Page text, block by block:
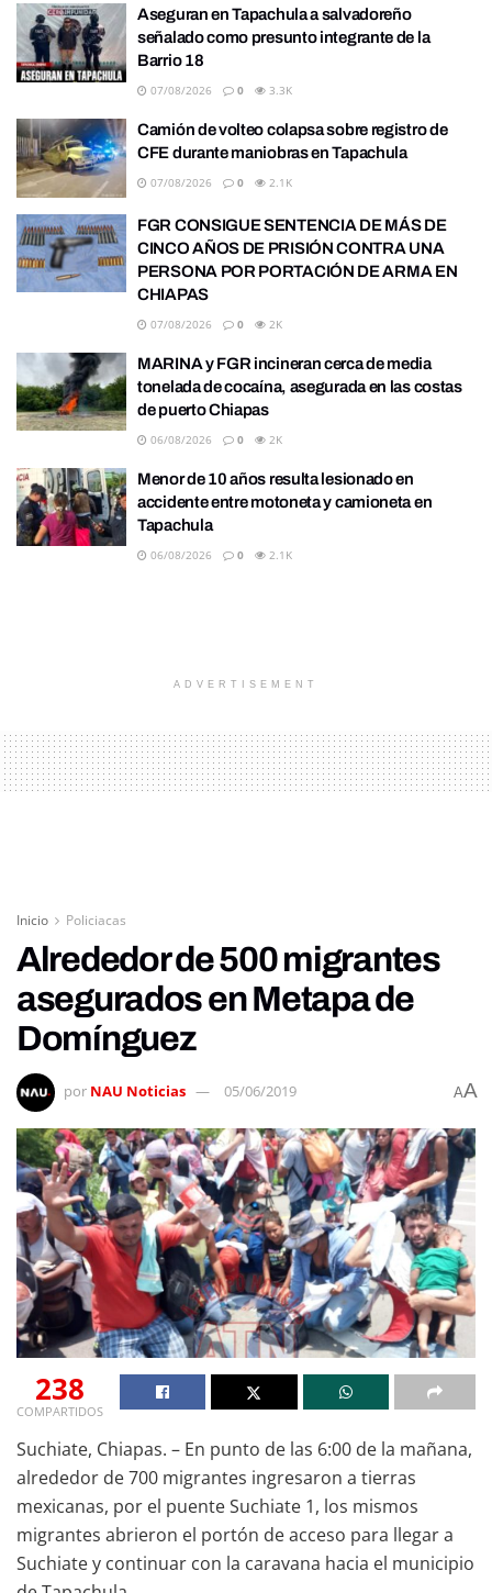
Aseguran en Tapachula a salvadoreño
señalado como presunto integrante de la
Barrio 18
07/08/2026 0 3.3K
Camión de volteo colapsa sobre registro de
CFE durante maniobras en Tapachula
07/08/2026 0 2.1K
FGR CONSIGUE SENTENCIA DE MÁS DE
CINCO AÑOS DE PRISIÓN CONTRA UNA
PERSONA POR PORTACIÓN DE ARMA EN
CHIAPAS
07/08/2026 0 2K
MARINA y FGR incineran cerca de media
tonelada de cocaína, asegurada en las costas
de puerto Chiapas
06/08/2026 0 2K
Menor de 10 años resulta lesionado en
accidente entre motoneta y camioneta en
Tapachula
06/08/2026 0 2.1K
ADVERTISEMENT
Inicio Policiacas
Alrededor de 500 migrantes
asegurados en Metapa de
Domínguez
por NAU Noticias 05/06/2019 AA
238
COMPARTIDOS
Suchiate, Chiapas. – En punto de las 6:00 de la mañana,
alrededor de 700 migrantes ingresaron a tierras
mexicanas, por el puente Suchiate 1, los mismos
migrantes abrieron el portón de acceso para llegar a
Suchiate y continuar con la caravana hacia el municipio